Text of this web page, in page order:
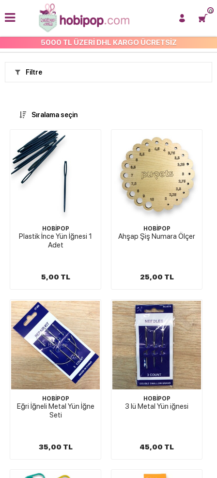
5000 TL ÜZERİ DHL KARGO ÜCRETSİZ
0
ANASAYFA
Filtre
Sıralama seçin
HOBİPOP
Plastik İnce Yün İğnesi 1
Adet
5,00 TL
HOBİPOP
Ahşap Şiş Numara Ölçer
25,00 TL
HOBİPOP
Eğri İğneli Metal Yün İğne
Seti
35,00 TL
HOBİPOP
3 lü Metal Yün iğnesi
45,00 TL